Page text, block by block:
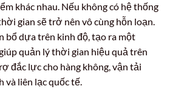
khác nhau. Nếu không có hệ thống
gian sẽ trở nên vô cùng hỗn loạn.
bổ dựa trên kinh độ, tạo ra một
quản lý thời gian hiệu quả trên
đắc lực cho hàng không, vận tải
và liên lạc quốc tế.